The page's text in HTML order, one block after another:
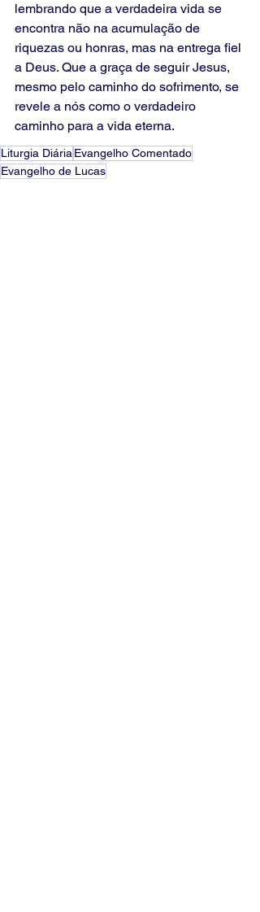
lembrando que a verdadeira vida se
encontra não na acumulação de
riquezas ou honras, mas na entrega fiel
a Deus. Que a graça de seguir Jesus,
mesmo pelo caminho do sofrimento, se
revele a nós como o verdadeiro
caminho para a vida eterna.
Liturgia DiáriaEvangelho Comentado
Evangelho de Lucas